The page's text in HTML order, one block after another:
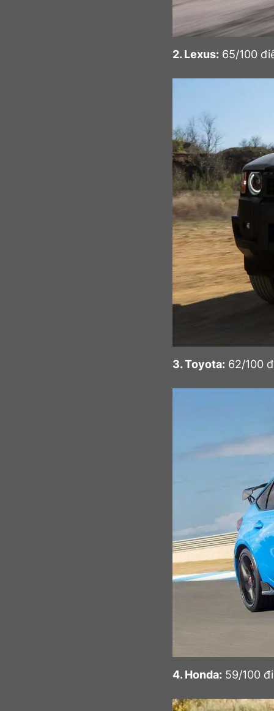
2. Lexus: 65/100
3. Toyota: 62/100
4. Honda: 59/100